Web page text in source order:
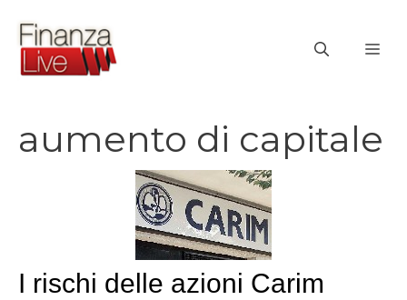
contenuto
aumento di capitale
I rischi delle azioni Carim